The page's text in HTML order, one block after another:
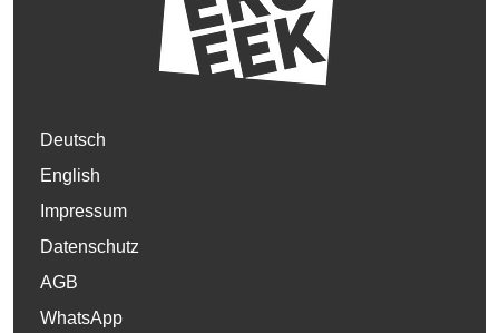
Deutsch
English
Impressum
Datenschutz
AGB
WhatsApp